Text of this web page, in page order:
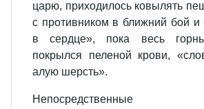
царю, приходилось ковылять
с противником в ближний бой и
в сердце», пока весь
покрылся пеленой крови,
алую шерсть».
Непосредственные